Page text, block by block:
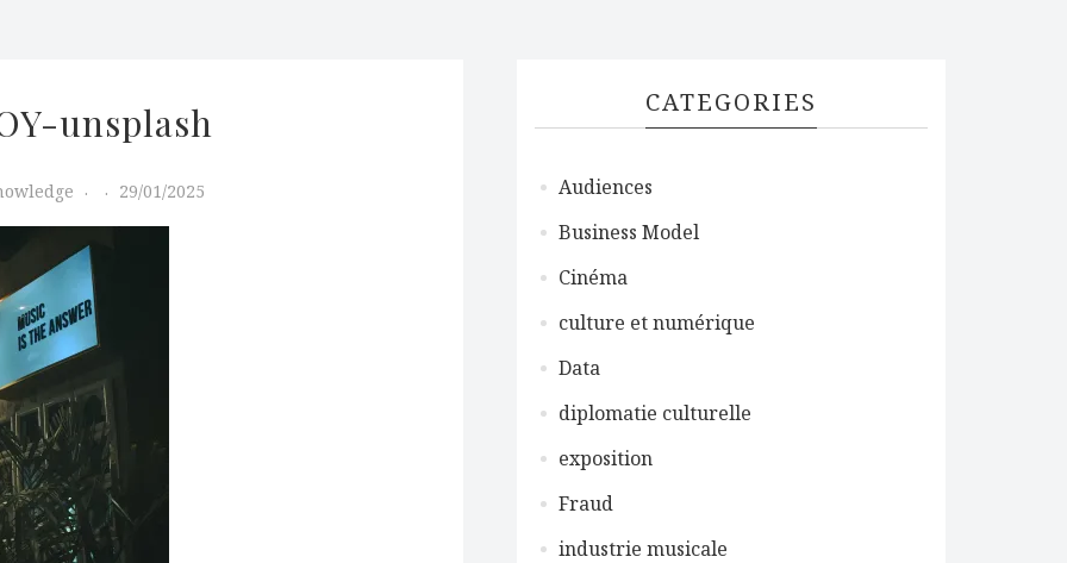
unsplash
29/01/2025
CATEGORIES
Audiences
Business Model
Cinéma
culture et numérique
Data
diplomatie culturelle
exposition
Fraud
industrie musicale